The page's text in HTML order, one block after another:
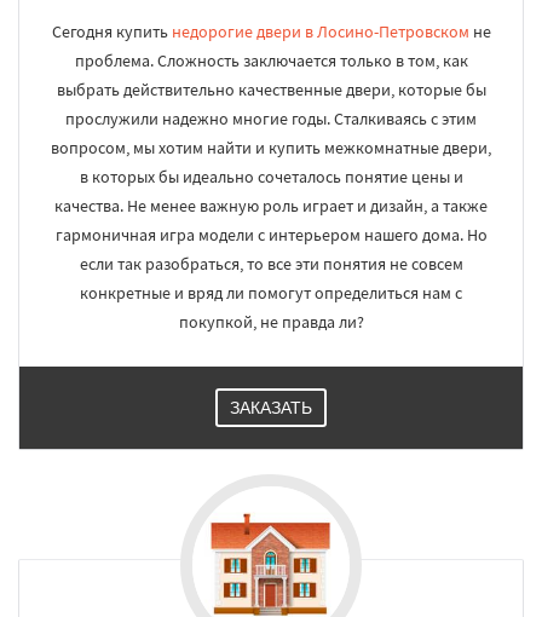
Сегодня купить недорогие двери в Лосино-Петровском не
проблема. Сложность заключается только в том, как
выбрать действительно качественные двери, которые бы
прослужили надежно многие годы. Сталкиваясь с этим
вопросом, мы хотим найти и купить межкомнатные двери,
в которых бы идеально сочеталось понятие цены и
качества. Не менее важную роль играет и дизайн, а также
гармоничная игра модели с интерьером нашего дома. Но
если так разобраться, то все эти понятия не совсем
конкретные и вряд ли помогут определиться нам с
покупкой, не правда ли?
ЗАКАЗАТЬ